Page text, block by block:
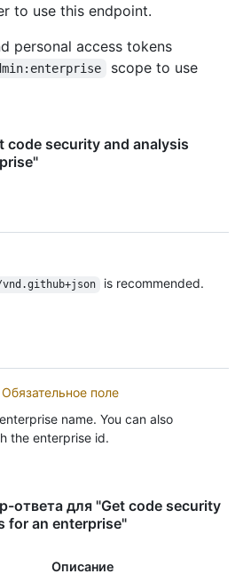
to use this endpoint.
personal access tokens
scope to use
code security and analysis
is recommended.
Обязательное поле
name. You can also
the enterprise id.
ответа для "Get code security
for an enterprise"
Описание